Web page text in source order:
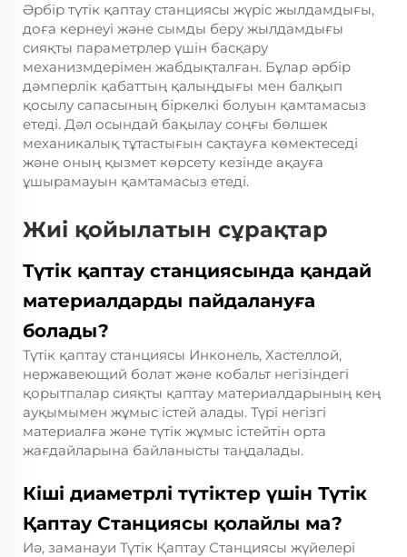
Әрбір түтік қаптау станциясы жүріс жылдамдығы,
доға кернеуі және сымды беру жылдамдығы
сияқты параметрлер үшін басқару
механизмдерімен жабдықталған. Бұлар әрбір
дәмперлік қабаттың қалыңдығы мен балқып
қосылу сапасының біркелкі болуын қамтамасыз
етеді. Дәл осындай бақылау соңғы бөлшек
механикалық тұтастығын сақтауға көмектеседі
және оның қызмет көрсету кезінде ақауға
ұшырамауын қамтамасыз етеді.
Жиі қойылатын сұрақтар
Түтік қаптау станциясында қандай
материалдарды пайдалануға
болады?
Түтік қаптау станциясы Инконель, Хастеллой,
нержавеющий болат және кобальт негізіндегі
қорытпалар сияқты қаптау материалдарының кең
ауқымымен жұмыс істей алады. Түрі негізгі
материалға және түтік жұмыс істейтін орта
жағдайларына байланысты таңдалады.
Кіші диаметрлі түтіктер үшін Түтік
Қаптау Станциясы қолайлы ма?
Иә, заманауи Түтік Қаптау Станциясы жүйелері